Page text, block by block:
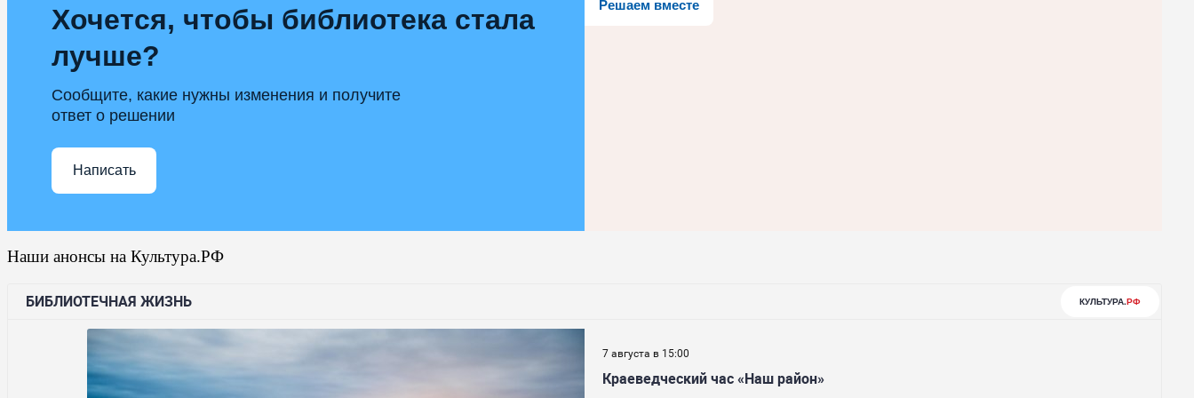
Решаем вместе
Хочется, чтобы библиотека стала
лучше?
Сообщите, какие нужны изменения и получите
ответ о решении
Написать
Наши анонсы на Культура.РФ